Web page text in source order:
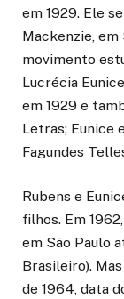
em 1929. Ele
Mackenzie, em
movimento
Lucrécia
em 1929 e
Letras; Eunice
Fagundes
Rubens e
filhos. Em
em São Paulo
Brasileiro).
de 1964, data